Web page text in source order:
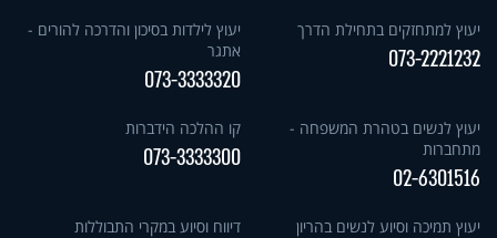
יעוץ למתחזקים בתחילת הדרך
073-2221232
יעוץ לילדות בסיכון והדרכה להורים -
אתגר
073-3333320
יעוץ לנשים בטהרת המשפחה -
מתחברות
02-6301516
קו ההלכה הידברות
073-3333300
יעוץ תמיכה וסיוע לנשים בהריון דיווח וסיוע במקרי התבוללות